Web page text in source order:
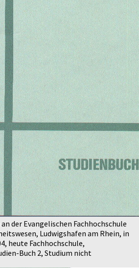
der Evangelischen Fachhochschule
Ludwigshafen am Rhein, in
heute Fachhochschule,
Buch 2, Studium nicht